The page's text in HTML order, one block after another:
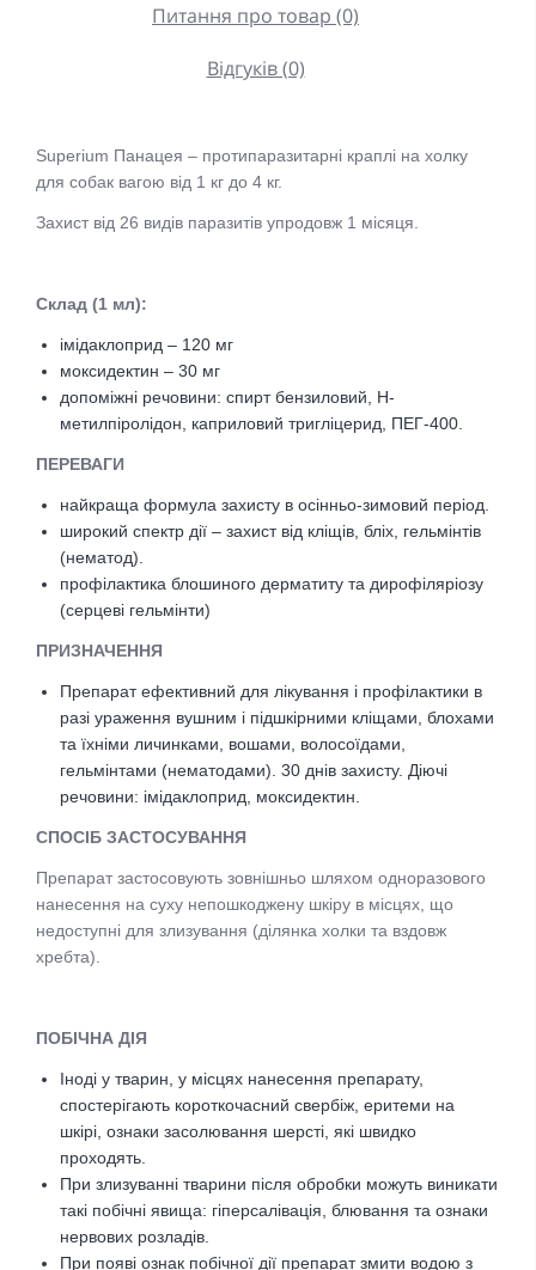
Питання про товар (0)
Відгуків (0)
Superium Панацея – протипаразитарні краплі на холку
для собак вагою від 1 кг до 4 кг.
Захист від 26 видів паразитів упродовж 1 місяця.
Склад (1 мл):
імідаклоприд – 120 мг
моксидектин – 30 мг
допоміжні речовини: спирт бензиловий, Н-
метилпіролідон, каприловий тригліцерид, ПЕГ-400.
ПЕРЕВАГИ
найкраща формула захисту в осінньо-зимовий період.
широкий спектр дії – захист від кліщів, бліх, гельмінтів
(нематод).
профілактика блошиного дерматиту та дирофіляріозу
(серцеві гельмінти)
ПРИЗНАЧЕННЯ
Препарат ефективний для лікування і профілактики в
разі ураження вушним і підшкірними кліщами, блохами
та їхніми личинками, вошами, волосоїдами,
гельмінтами (нематодами). 30 днів захисту. Діючі
речовини: імідаклоприд, моксидектин.
СПОСІБ ЗАСТОСУВАННЯ
Препарат застосовують зовнішньо шляхом одноразового
нанесення на суху непошкоджену шкіру в місцях, що
недоступні для злизування (ділянка холки та вздовж
хребта).
ПОБІЧНА ДІЯ
Іноді у тварин, у місцях нанесення препарату,
спостерігають короткочасний свербіж, еритеми на
шкірі, ознаки засолювання шерсті, які швидко
проходять.
При злизуванні тварини після обробки можуть виникати
такі побічні явища: гіперсалівація, блювання та ознаки
нервових розладів.
При появі ознак побічної дії препарат змити водою з